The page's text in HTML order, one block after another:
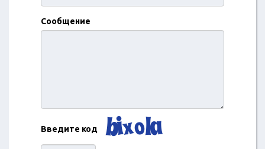
Сообщение
Введите код